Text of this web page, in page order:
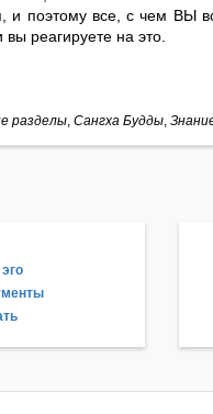
и поэтому все, с чем ВЫ
реагируете на это.
разделы, Сангха Будды,